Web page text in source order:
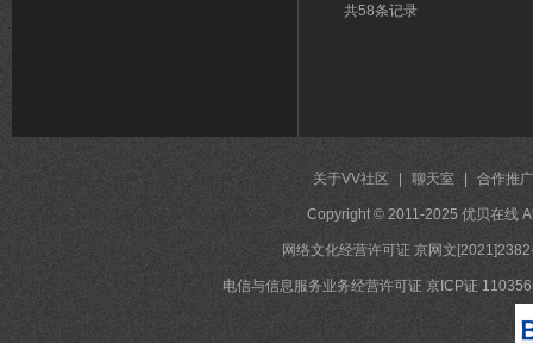
共58条记录
关于VV社区 聊天室 合作推广
Copyright © 2011-2025 优贝在线
网络文化经营许可证 京网文
电信与信息服务业务经营许可证 京ICP证